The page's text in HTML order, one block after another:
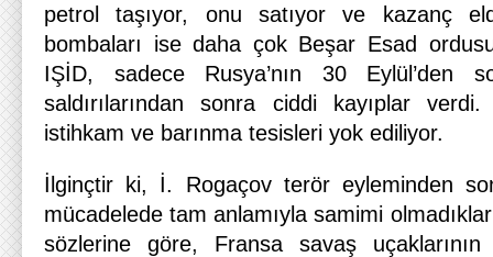
petrol taşıyor, onu satıyor ve kazanç
bombaları ise daha çok Beşar Esad
IŞİD, sadece Rusya’nın 30 Eylül’den
saldırılarından sonra ciddi kayıplar
istihkam ve barınma tesisleri yok ediliyor.
İlginçtir ki, İ. Rogaçov terör eyleminden
mücadelede tam anlamıyla samimi
sözlerine göre, Fransa savaş